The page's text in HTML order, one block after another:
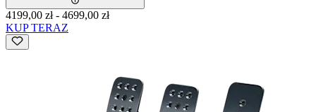
4199,00 zł- 4699,00 zł
KUP TERAZ